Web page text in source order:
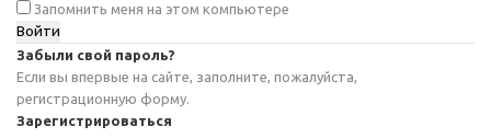
Запомнить меня на этом компьютере
Забыли свой пароль?
Если вы впервые на сайте, заполните, пожалуйста,
регистрационную форму.
Зарегистрироваться